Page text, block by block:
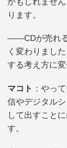
ります。
――CDが売れる
く変わりまし
する考え方に
マコト ：やっ
信やデジタル
して出すこと
す。